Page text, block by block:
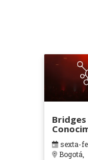
Bridges
sexta-
Bogotá,